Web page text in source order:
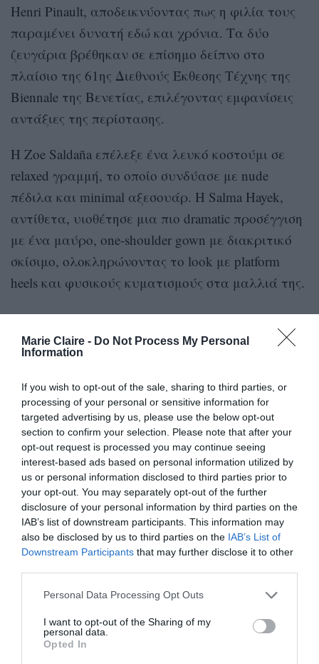
Marie Claire - Do Not Process My Personal
Information
If you wish to opt-out of the sale, sharing to third parties, or
processing of your personal or sensitive information for
targeted advertising by us, please use the below opt-out
section to confirm your selection. Please note that after your
opt-out request is processed you may continue seeing
interest-based ads based on personal information utilized by
us or personal information disclosed to third parties prior to
your opt-out. You may separately opt-out of the further
disclosure of your personal information by third parties on the
IAB’s list of downstream participants. This information may
also be disclosed by us to third parties on the IAB’s List of
Downstream Participants that may further disclose it to other
Personal Data Processing Opt Outs
I want to opt-out of the Sharing of my
personal data.
Opted In
Henri Pinault, αποδεικνύοντας πως η φιλία τους
παραμένει δυνατή εδώ και χρόνια. Τα δύο
ζευγάρια βρέθηκαν σε επίσημο δείπνο στο
πλαίσιο της 61ης Διεθνούς Έκθεσης Τέχνης της
Biennale της Βενετίας, επιλέγοντας εμφανίσεις
αντάξιες της περίστασης.
Η Zoe Saldaña επέλεξε ένα λευκό κοστούμι σε
relaxed γραμμή, το οποίο συνδύασε με nude
πέδιλα και minimal αξεσουάρ. Η Salma Hayek,
αντίθετα, υιοθέτησε μια πιο dramatic προσέγγιση
με ένα μαύρο, one-shoulder gown με διακριτικό
σκίσιμο, ολοκληρώνοντας το look με platform
heels και φυσικούς κυματισμούς στα μαλλιά της.
Στο ίδιο ύφος, οι σύζυγοί τους κινήθηκαν σε
κλασικές, προσεγμένες επιλογές: ο Marco Perego
εμφανίστηκε με total black σύνολο και δερμάτινο
jacket, ενώ ο François-Henri Pinault επέλεξε ένα
αυστηρό σκούρο κοστούμι.
Δεν είναι η πρώτη φορά που τα δύο ζευγάρια
εμφανίζονται μαζί δημόσια. Ήδη από το 2019
είχαν απαθανατιστεί μαζί στο Gucci Cruise Show
στη Ρώμη, επιβεβαιώνοντας τη στενή προσωπική
και κοινωνική τους σχέση.